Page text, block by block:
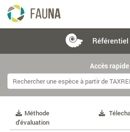
Référentiel
Accès rapide
Méthode
d'évaluation